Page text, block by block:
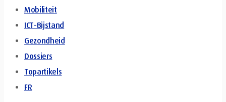
Mobiliteit
ICT-Bijstand
Gezondheid
Dossiers
Topartikels
FR